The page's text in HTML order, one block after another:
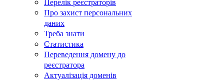
Про захист персональних
даних
Треба знати
Статистика
Переведення домену до
реєстратора
Актуалізація доменів